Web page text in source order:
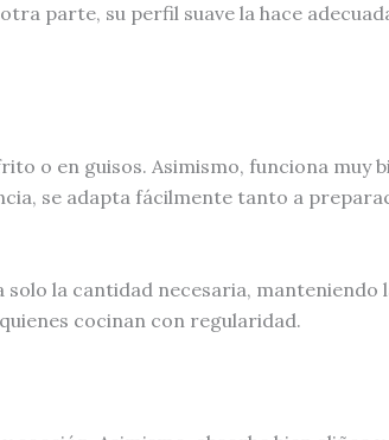
parte, su perfil suave la hace
o en guisos. Asimismo, funciona muy
se adapta fácilmente tanto a
la cantidad necesaria, manteniendo
cocinan con regularidad.